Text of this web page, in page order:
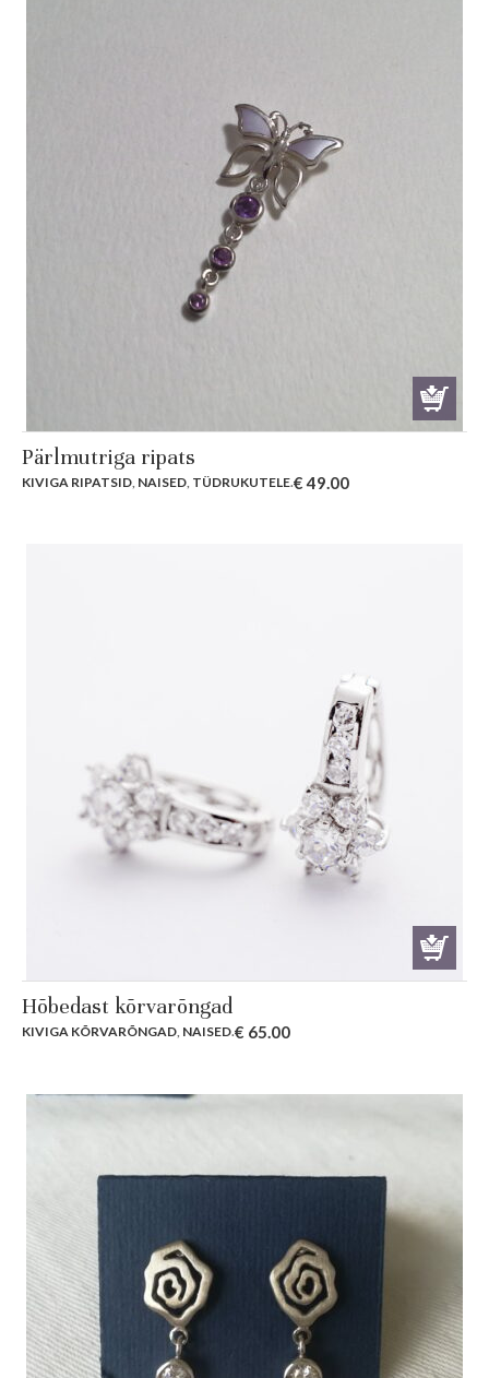
Pärlmutriga ripats
KIVIGA RIPATSID NAISED TÜDRUKUTELE.€49.00
Hõbedast kõrvarõngad
KIVIGA KÕRVARÕNGAD, NAISED.€ 65.00